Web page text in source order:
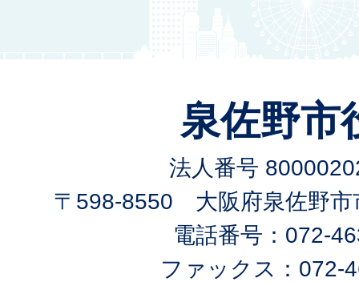
泉佐野市
法人番号
〒598-8550 大阪府泉佐野市
電話番号：072-
ファックス：072-